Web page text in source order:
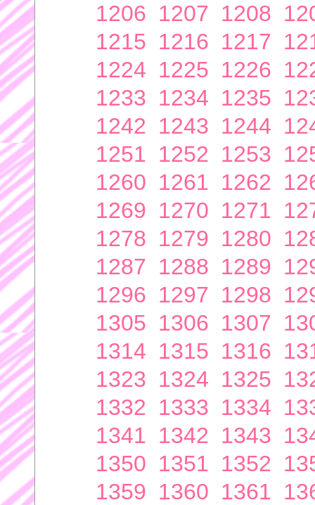
1206 1207 1208
1215 1216 1217
1224 1225 1226
1233 1234 1235
1242 1243 1244
1251 1252 1253
1260 1261 1262
1269 1270 1271
1278 1279 1280
1287 1288 1289
1296 1297 1298
1305 1306 1307
1314 1315 1316
1323 1324 1325
1332 1333 1334
1341 1342 1343
1350 1351 1352
1359 1360 1361